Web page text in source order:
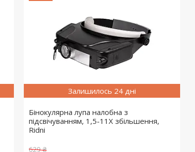
Залишилось 24 дні
Бінокулярна лупа налобна з
підсвічуванням, 1,5-11X збільшення,
Ridni
629 ₴